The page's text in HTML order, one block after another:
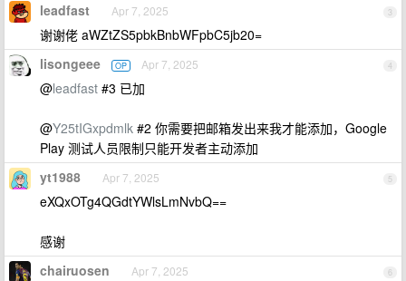
3
leadfast Apr 7, 2025
谢谢佬 aWZtZS5pbkBnbWFpbC5jb20=
4
lisongeee OP Apr 7, 2025
@leadfast #3 已加
@Y25tIGxpdmlk #2 你需要把邮箱发出来我才能添加，Google
Play 测试人员限制只能开发者主动添加
5
yt1988 Apr 7, 2025
eXQxOTg4QGdtYWlsLmNvbQ==
感谢
6
chairuosen Apr 7, 2025